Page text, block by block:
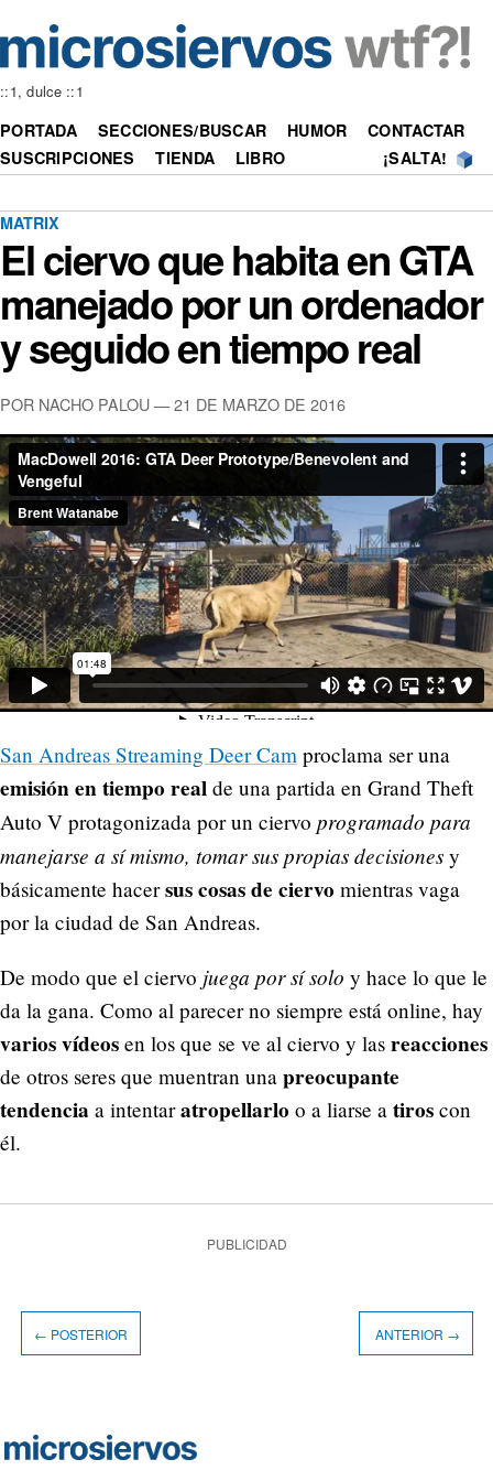
::1, dulce ::1
PORTADA SECCIONES/BUSCAR HUMOR
CONTACTAR
SUSCRIPCIONES
TIENDA LIBRO ¡SALTA!
MATRIX
El ciervo que habita en GTA
manejado por un ordenador
y seguido en tiempo real
POR NACHO PALOU —21 DE MARZO DE 2016
San Andreas Streaming Deer Cam proclama ser una
emisión en tiempo real de una partida en Grand Theft
Auto V protagonizada por un ciervo programado para
manejarse a sí mismo, tomar sus propias decisiones y
básicamente hacersus cosas de ciervo mientras vaga
por la ciudad de San Andreas.
De modo que el ciervo juega por sí solo y hace lo que le
da la gana. Como al parecer no siempre está online, hay
varios vídeos en los que se ve al ciervo y las reacciones
de otros seres que muentran una preocupante
tendencia a intentaratropellarlo o a liarse a tiros con
él.
PUBLICIDAD
← POSTERIOR ANTERIOR →